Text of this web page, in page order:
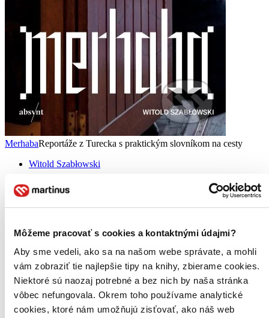
Môžeme pracovať s cookies a kontaktnými údajmi?
Aby sme vedeli, ako sa na našom webe správate, a mohli
vám zobraziť tie najlepšie tipy na knihy, zbierame cookies.
Niektoré sú naozaj potrebné a bez nich by naša stránka
vôbec nefungovala. Okrem toho používame analytické
cookies, ktoré nám umožňujú zisťovať, ako náš web
MerhabaReportáže z Turecka s praktickým slovníkom na cesty
Witold Szabłowski
Niečo na tom Turecku asi bude, inak by na jeho pláže nesmerovali
desaťtisíce Slovákov ročne. Ak patríte medzi nich, určite by vám
v kufri nemala chýbať kniha Merhaba. Witold Szabłowski sa
Kniha brožovaná väzba
16,20 €
Na sklade > 5 ks
Táto kniha sa môže na cestu ku vám vybrať prakticky
okamžite! Ak si ju objednáte do 13:00 v pracovný deň,
odošleme vám ju ešte dnes, inak najneskôr nasledujúci
pracovný deň.
Pridať do zoznamu